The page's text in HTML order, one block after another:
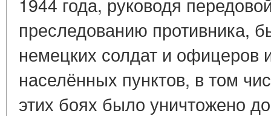
преследованию противника,
немецких солдат и офицеров
населённых пунктов, в том
этих боях было уничтожено